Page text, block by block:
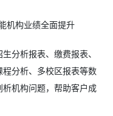
机构业绩全面提升
分析报表、缴费报表、
分析、多校区报表等数
机构问题，帮助客户成